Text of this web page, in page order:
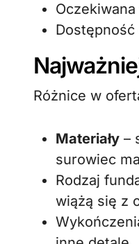
Różnice w
Materiały –
surowiec
Rodzaj
wiążą się z